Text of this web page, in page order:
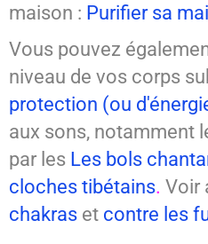
maison : Purifier sa
Vous pouvez
niveau de vos corps
protection (ou
aux sons, notamment
par les Les bols
cloches tibétains. Voir
chakras et contre les